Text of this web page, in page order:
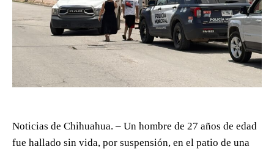
Noticias de Chihuahua. – Un hombre de 27 años de edad
fue hallado sin vida, por suspensión, en el patio de una